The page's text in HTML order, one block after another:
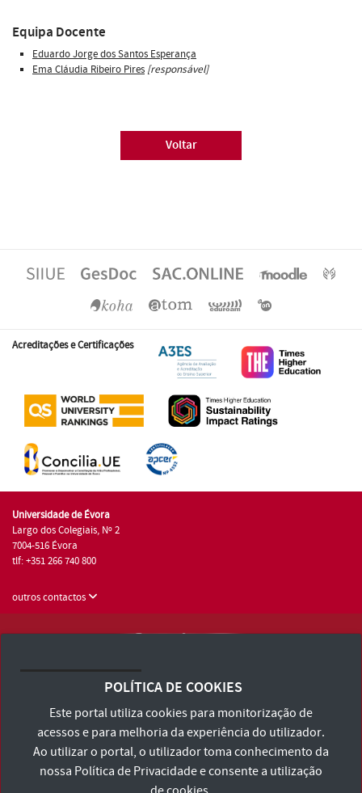
Equipa Docente
Eduardo Jorge dos Santos Esperança
Ema Cláudia Ribeiro Pires [responsável]
Voltar
Acreditações e Certificações
Universidade de Évora
Largo dos Colegiais, Nº 2
7004-516 Évora
tlf: +351 266 740 800
outros contactos
Consulte os Termos e Condições e Política de Privacidade
Declaração de Acessibilidade
POLÍTICA DE COOKIES
Este portal utiliza cookies para monitorização de
acessos e para melhoria da experiência do utilizador.
Ao utilizar o portal, o utilizador toma conhecimento da
nossa Política de Privacidadee consente a utilização